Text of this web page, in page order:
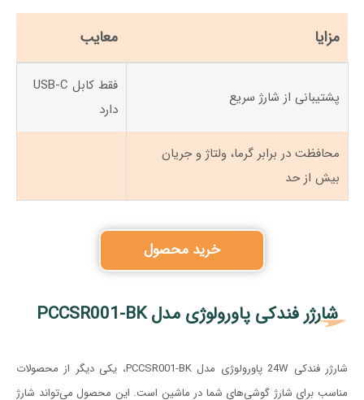
مزایا معایب
پشتیبانی از شارژ سریع
فقط کابل USB-C
دارد
محافظت در برابر گرما، ولتاژ و جریان
بیش از حد
خرید محصول
شارژر فندکی پاورولوژی مدل PCCSR001-BK
شارژر فندکی 24W پاورولوژی مدل PCCSR001-BK، یکی دیگر از محصولات
مناسب برای شارژ گوشی‌های شما در ماشین است. این محصول می‌تواند شارژ